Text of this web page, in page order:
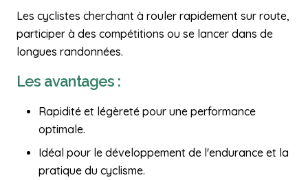
Les cyclistes cherchant à rouler rapidement sur route,
participer à des compétitions ou se lancer dans de
longues randonnées.
Les avantages :
Rapidité et légèreté pour une performance
optimale.
Idéal pour le développement de l'endurance et la
pratique du cyclisme.